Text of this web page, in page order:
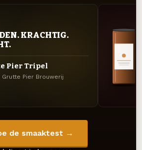
KRACHTIG.
Pier Tripel
Grutte Pier Brouwerij
de smaaktest →